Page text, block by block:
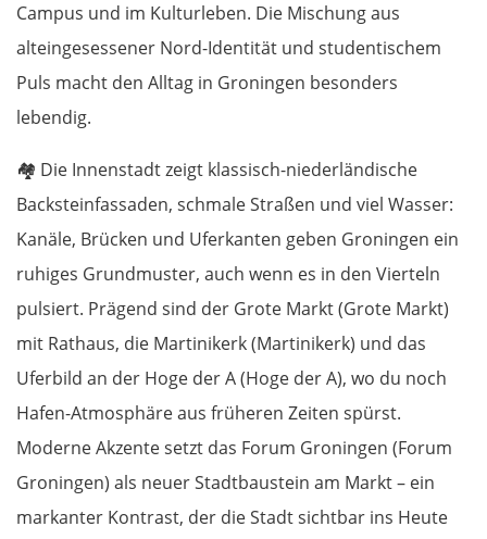
Campus und im Kulturleben. Die Mischung aus
alteingesessener Nord-Identität und studentischem
Puls macht den Alltag in Groningen besonders
lebendig.
🏘️ Die Innenstadt zeigt klassisch-niederländische
Backsteinfassaden, schmale Straßen und viel Wasser:
Kanäle, Brücken und Uferkanten geben Groningen ein
ruhiges Grundmuster, auch wenn es in den Vierteln
pulsiert. Prägend sind der Grote Markt (Grote Markt)
mit Rathaus, die Martinikerk (Martinikerk) und das
Uferbild an der Hoge der A (Hoge der A), wo du noch
Hafen-Atmosphäre aus früheren Zeiten spürst.
Moderne Akzente setzt das Forum Groningen (Forum
Groningen) als neuer Stadtbaustein am Markt – ein
markanter Kontrast, der die Stadt sichtbar ins Heute